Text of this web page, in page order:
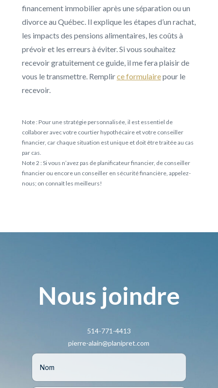
financement immobilier après une séparation ou un
divorce au Québec. Il explique les étapes d’un rachat,
les impacts des pensions alimentaires, les coûts à
prévoir et les erreurs à éviter. Si vous souhaitez
recevoir gratuitement ce guide, il me fera plaisir de
vous le transmettre. Remplirce formulairepour le
recevoir.
Note : Pour une stratégie personnalisée, il est essentiel de
collaborer avec votre courtier hypothécaire et votre conseiller
financier, car chaque situation est unique et doit être traitée au cas
par cas.
Note 2 : Si vous n’avez pas de planificateur financier, de conseiller
financier ou encore un conseiller en sécurité financière, appelez-
nous; on connaît les meilleurs!
Nous joindre
514-771-4413
pierre-alain@planipret.com